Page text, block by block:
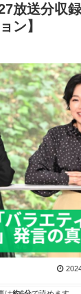
放送分収
ン】